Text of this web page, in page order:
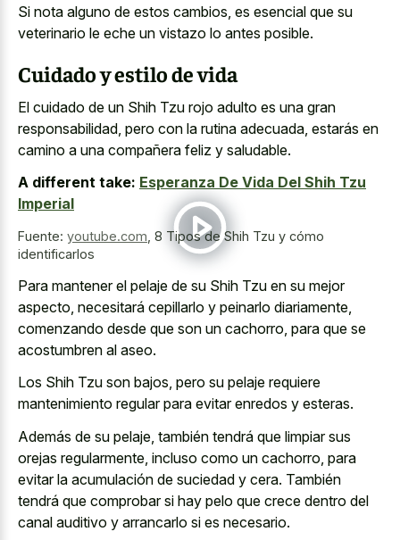
Si nota alguno de estos cambios, es esencial que su
veterinario le eche un vistazo lo antes posible.
Cuidado y estilo de vida
El cuidado de un Shih Tzu rojo adulto es una gran
responsabilidad, pero con la rutina adecuada, estarás en
camino a una compañera feliz y saludable.
A different take: Esperanza De Vida Del Shih Tzu
Imperial
Fuente: youtube.com, 8 Tipos de Shih Tzu y cómo
identificarlos
Para mantener el pelaje de su Shih Tzu en su mejor
aspecto, necesitará cepillarlo y peinarlo diariamente,
comenzando desde que son un cachorro, para que se
acostumbren al aseo.
Los Shih Tzu son bajos, pero su pelaje requiere
mantenimiento regular para evitar enredos y esteras.
Además de su pelaje, también tendrá que limpiar sus
orejas regularmente, incluso como un cachorro, para
evitar la acumulación de suciedad y cera. También
tendrá que comprobar si hay pelo que crece dentro del
canal auditivo y arrancarlo si es necesario.